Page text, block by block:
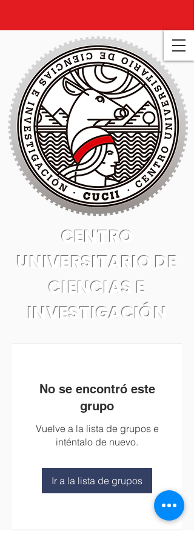
CENTRO
UNIVERSITARIO DE
CIENCIAS E
INVESTIGACIÓN
No se encontró este
grupo
Vuelve a la lista de grupos e
inténtalo de nuevo.
Ir a la lista de grupos